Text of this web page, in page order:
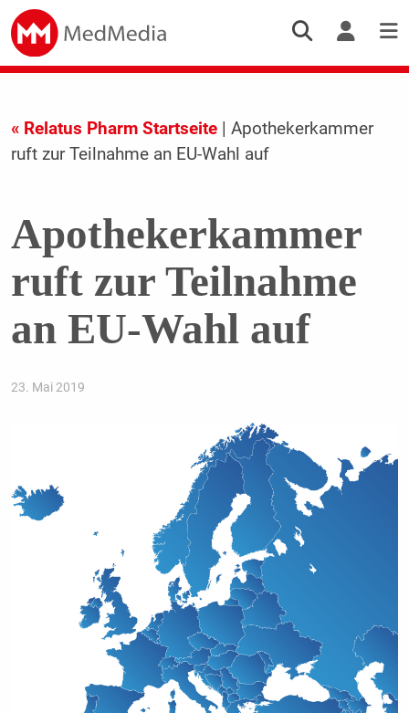
« Relatus Pharm Startseite| Apothekerkammer
ruft zur Teilnahme an EU-Wahl auf
Apothekerkammer
ruft zur Teilnahme
an EU-Wahl auf
23. Mai 2019